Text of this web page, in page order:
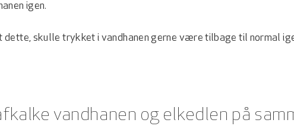
igen.
dette, skulle trykket i vandhanen gerne være tilbage til normal
vandhanen og elkedlen på